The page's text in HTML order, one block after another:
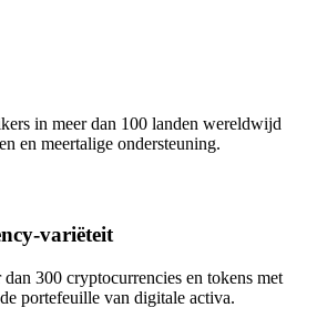
in meer dan 100 landen wereldwijd
en meertalige ondersteuning.
variëteit
300 cryptocurrencies en tokens met
portefeuille van digitale activa.